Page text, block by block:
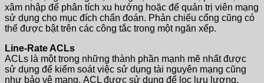
xâm nhập để phân tích xu hướng hoặc để quản trị viên mạng
sử dụng cho mục đích chẩn đoán. Phản chiếu cổng cũng có
thể được bật trên các công tắc trong một ngăn xếp.
Line-Rate ACLs
ACLs là một trong những thành phần mạnh mẽ nhất được
sử dụng để kiểm soát việc sử dụng tài nguyên mạng cũng
như bảo vệ mạng. ACL được sử dụng để lọc lưu lượng,